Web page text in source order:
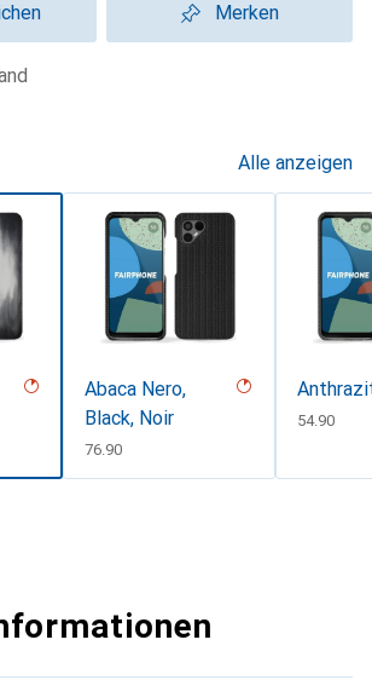
Merken
Alle anzeigen
Abaca Nero,
Black, Noir
CHF
76.90
CHF
54.90